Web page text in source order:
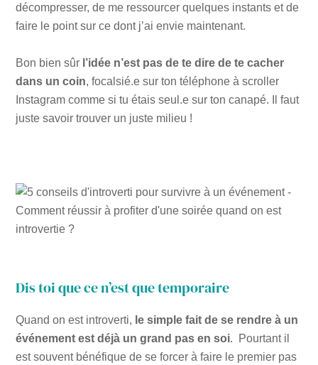
décompresser, de me ressourcer quelques instants et de
faire le point sur ce dont j’ai envie maintenant.
Bon bien sûr l’idée n’est pas de te dire de te cacher
dans un coin, focalsié.e sur ton téléphone à scroller
Instagram comme si tu étais seul.e sur ton canapé. Il faut
juste savoir trouver un juste milieu !
Dis toi que ce n’est que temporaire
Quand on est introverti, le simple fait de se rendre à un
événement est déjà un grand pas en soi. Pourtant il
est souvent bénéfique de se forcer à faire le premier pas